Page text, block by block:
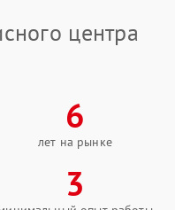
центра
6
лет на рынке
3